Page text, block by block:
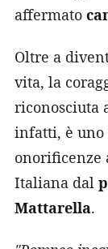
affermato
Oltre a
vita, la
riconosciuta
infatti, è
onorificenze
Italiana dal
Mattarella.